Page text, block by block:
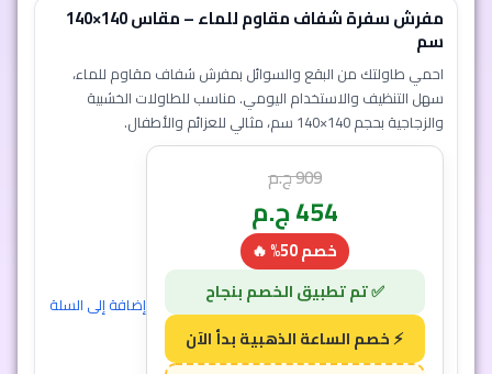
مفرش سفرة شفاف مقاوم للماء – مقاس 140×140
سم
احمي طاولتك من البقع والسوائل بمفرش شفاف مقاوم للماء،
سهل التنظيف والاستخدام اليومي. مناسب للطاولات الخشبية
والزجاجية بحجم 140×140 سم، مثالي للعزائم والأطفال.
909ج.م
454ج.م
خصم 50% 🔥
إضافة إلى السلة